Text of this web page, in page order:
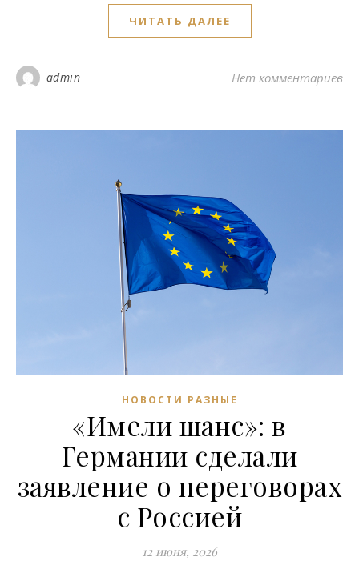
ЧИТАТЬ ДАЛЕЕ
admin Нет комментариев
НОВОСТИ РАЗНЫЕ
«Имели шанс»: в
Германии сделали
заявление о переговорах
с Россией
12 июня, 2026